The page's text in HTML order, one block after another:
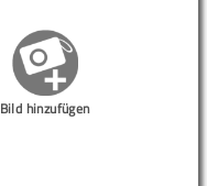
Bild hinzufügen